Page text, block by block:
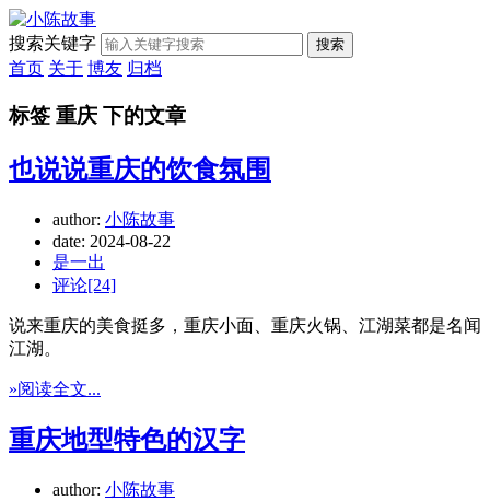
搜索关键字 搜索
首页 关于 博友 归档
标签 重庆 下的文章
也说说重庆的饮食氛围
author: 小陈故事
date: 2024-08-22
是一出
评论[24]
说来重庆的美食挺多，重庆小面、重庆火锅、江湖菜都是名闻
江湖。
»阅读全文...
重庆地型特色的汉字
author: 小陈故事